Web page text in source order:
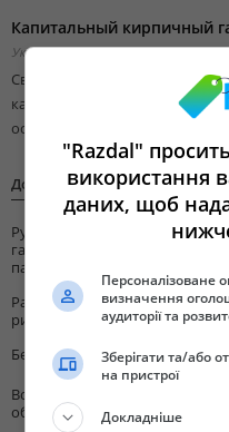
Капитальный кирпичный
Украина, Киевская область, Киев,
Святошинский район Галаганы
капитальный кирпичный
освещение приватизирован
Дополнительная
Рубрика
гаражей/
парковок
Продажа
Работаю с
риелторами
Да
Без комиссии
Да
Возможность
обмена
"Razdal"
використання
даних, щоб
Персоналізоване
визначення
аудиторії та
Зберігати та/або
на пристрої
Докладніше